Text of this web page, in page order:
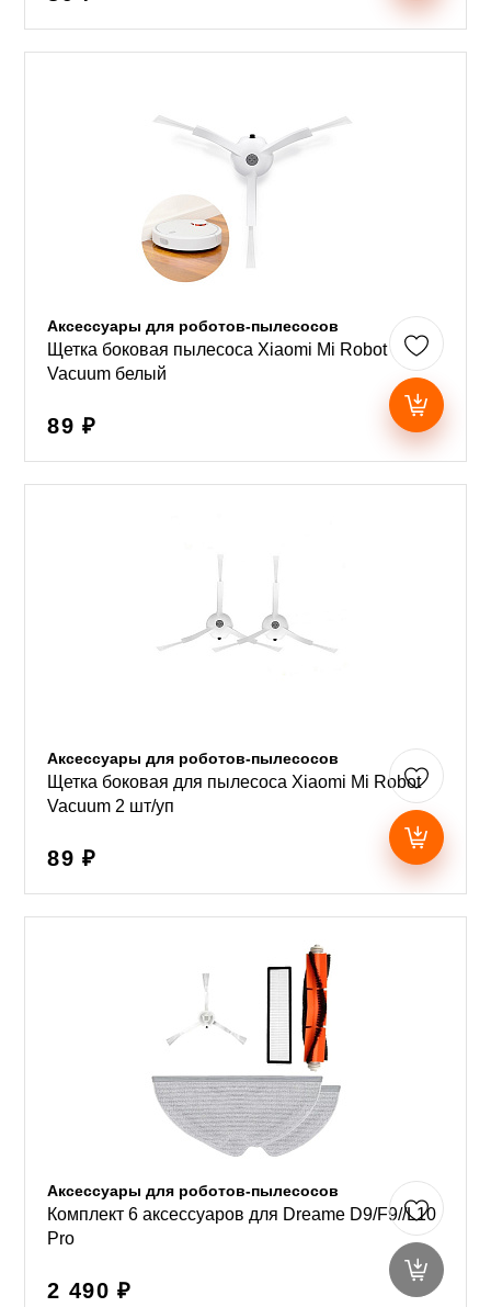
Аксессуары для роботов-пылесосов
Щетка боковая пылесоса Xiaomi Mi Robot
Vacuum белый
89 ₽
Аксессуары для роботов-пылесосов
Щетка боковая для пылесоса Xiaomi Mi Robot
Vacuum 2 шт/уп
89 ₽
Аксессуары для роботов-пылесосов
Комплект 6 аксессуаров для Dreame D9/F9//L10
Pro
2 490 ₽